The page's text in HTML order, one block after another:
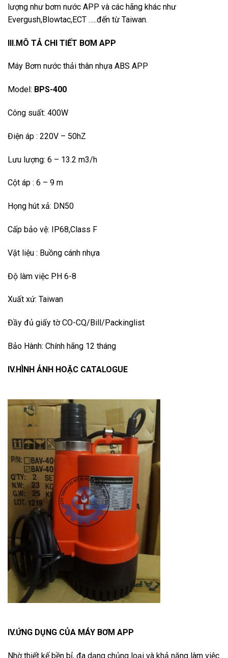
lượng như bơm nước APP và các hãng khác như
Evergush,Blowtac,ECT …..đến từ Taiwan.
III.MÔ TẢ CHI TIẾT BƠM APP
Máy Bơm nước thải thân nhựa ABS APP
Model: BPS-400
Công suất: 400W
Điện áp : 220V – 50hZ
Lưu lượng: 6 – 13.2 m3/h
Cột áp : 6 – 9 m
Họng hút xả: DN50
Cấp bảo vệ: IP68,Class F
Vật liệu : Buồng cánh nhựa
Độ làm việc PH 6-8
Xuất xứ: Taiwan
Đầy đủ giấy tờ CO-CQ/Bill/Packinglist
Bảo Hành: Chính hãng 12 tháng
IV.HÌNH ẢNH HOẶC CATALOGUE
IV.ỨNG DỤNG CỦA MÁY BƠM APP
Nhờ thiết kế bền bỉ, đa dạng chủng loại và khả năng làm việc